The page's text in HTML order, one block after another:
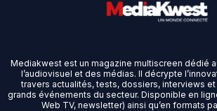
Mediakwest est un magazine multiscreen dédié
l’audiovisuel et des médias. Il décrypte
travers actualités, tests, dossiers, interviews
grands événements du secteur. Disponible en
Web TV, newsletter) ainsi qu’en formats